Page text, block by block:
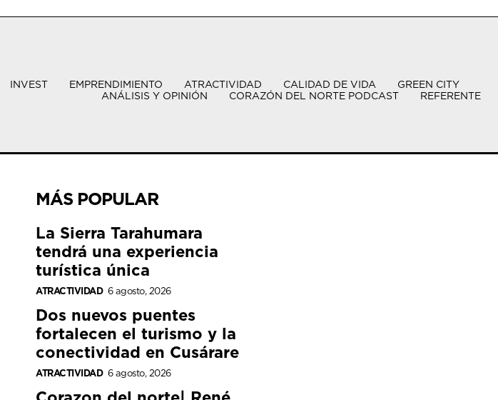
INVEST EMPRENDIMIENTO ATRACTIVIDAD CALIDAD DE VIDA
GREEN CITY
ANÁLISIS Y OPINIÓN
CORAZÓN DEL NORTE PODCAST REFERENTE
MÁS POPULAR
La Sierra Tarahumara
tendrá una experiencia
turística única
ATRACTIVIDAD 6 agosto, 2026
Dos nuevos puentes
fortalecen el turismo y la
conectividad en Cusárare
ATRACTIVIDAD 6 agosto, 2026